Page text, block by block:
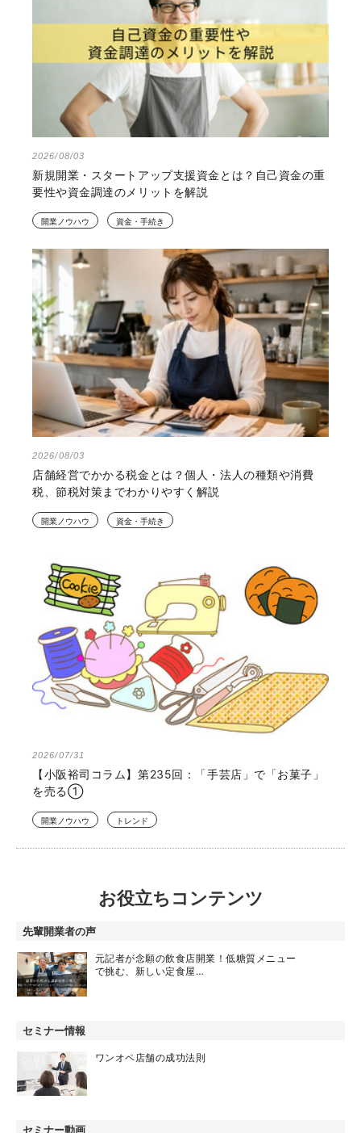
2026/08/03
新規開業・スタートアップ支援資金とは？自己資金の重
要性や資金調達のメリットを解説
開業ノウハウ 資金・手続き
2026/08/03
店舗経営でかかる税金とは？個人・法人の種類や消費
税、節税対策までわかりやすく解説
開業ノウハウ 資金・手続き
2026/07/31
【小阪裕司コラム】第235回：「手芸店」で「お菓子」
を売る①
開業ノウハウ トレンド
お役立ちコンテンツ
先輩開業者の声
元記者が念願の飲食店開業！低糖質メニュー
で挑む、新しい定食屋…
セミナー情報
ワンオペ店舗の成功法則
セミナー動画